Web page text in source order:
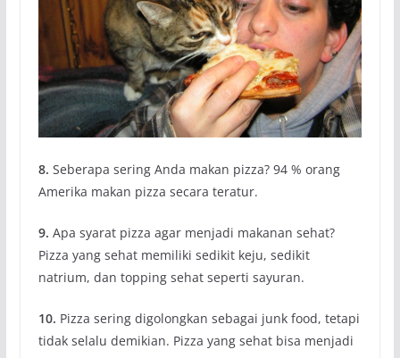
8. Seberapa sering Anda makan pizza? 94 % orang
Amerika makan pizza secara teratur.
9. Apa syarat pizza agar menjadi makanan sehat?
Pizza yang sehat memiliki sedikit keju, sedikit
natrium, dan topping sehat seperti sayuran.
10. Pizza sering digolongkan sebagai junk food, tetapi
tidak selalu demikian. Pizza yang sehat bisa menjadi